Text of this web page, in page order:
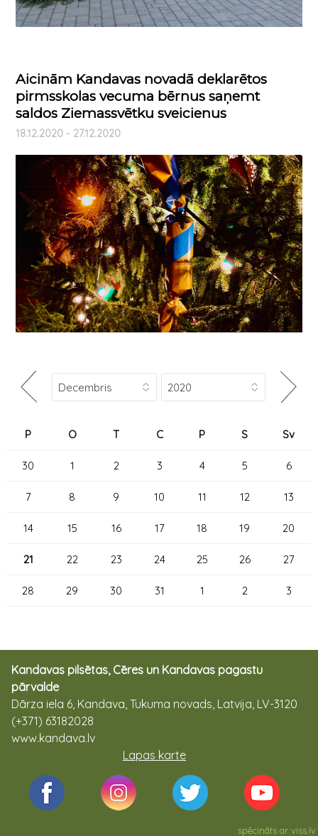
Aicinām Kandavas novadā deklarētos
pirmsskolas vecuma bērnus saņemt
saldos Ziemassvētku sveicienus
18.12.2020 - 27.12.2020
P O T C P S Sv
30 1 2 3 4 5 6
7 8 9 10 11 12 13
14 15 16 17 18 19 20
21 22 23 24 25 26 27
28 29 30 31 1 2 3
Kandavas pilsētas, Cēres un Kandavas pagastu
pārvalde
Dārza iela 6, Kandava, Tukuma novads, Latvija, LV-3120
(+371) 63182028
www.kandava.lv
Lapas karte
spēcināts arviss.lv